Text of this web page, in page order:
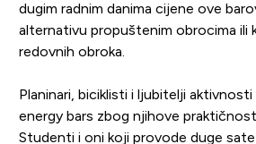
dugim radnim danima cijene ove
alternativu propuštenim obrocima ili
redovnih obroka.
Planinari, biciklisti i ljubitelji
energy bars zbog njihove
Studenti i oni koji provode duge